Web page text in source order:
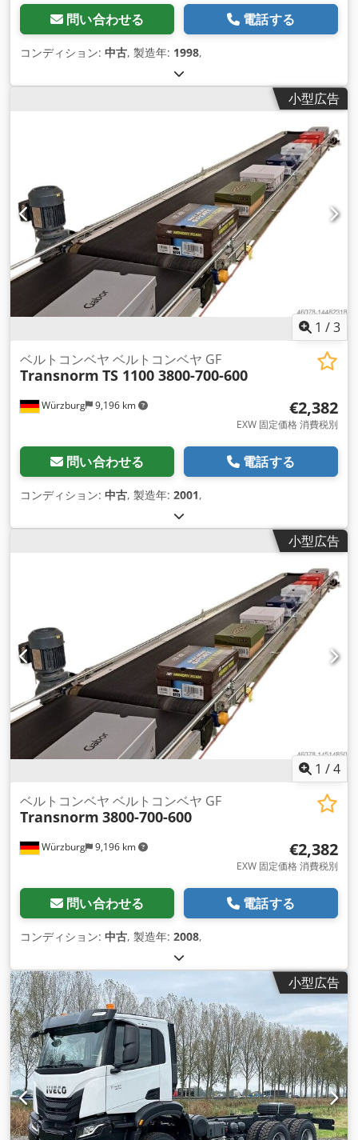
問い合わせる 電話する
コンディション: 中古, 製造年: 1998,
小型広告
1 /3
Würzburg 9,196 km
ベルトコンベヤ ベルトコンベヤ GF
Transnorm TS 1100 3800-700-600
€2,382
EXW 固定価格 消費税別
問い合わせる 電話する
コンディション: 中古, 製造年: 2001,
小型広告
1 /4
Würzburg 9,196 km
ベルトコンベヤ ベルトコンベヤ GF
Transnorm 3800-700-600
€2,382
EXW 固定価格 消費税別
問い合わせる 電話する
コンディション: 中古, 製造年: 2008,
小型広告